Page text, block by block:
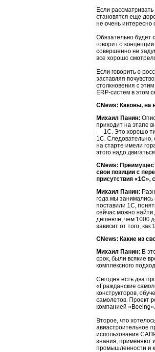
Если рассматривать
становятся еще
не очень интересно
Обязательно будет
говорит о
совершенно не
все хорошо
Если говорить о
заставляя
столкновения с
ERP-систем в этом
CNews: Каковы, на
Михаил Панин:
приходит на этапе
— 1С. Это хорошо
1С. Следовательно,
на старте имели
этого надо
CNews:
свои позиции с
присутствия «1С»,
Михаил Панин:
года мы занимались
поставили 1С,
сейчас можно найти
дешевле, чем 1000
зависит от того,
CNews: Какие из
Михаил Панин: В
срок, были всякие
комплексного
Сегодня есть два
«Гражданские
конструкторов,
самолетов. Проект
компанией «Boeing».
Второе, что
авиастроительное
использования
знания, применяют
промышленности и